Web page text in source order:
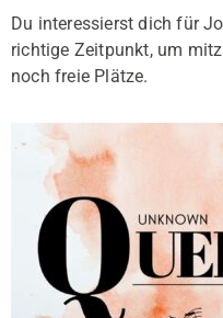
Du interessierst dich für
richtige Zeitpunkt, um
noch freie Plätze.